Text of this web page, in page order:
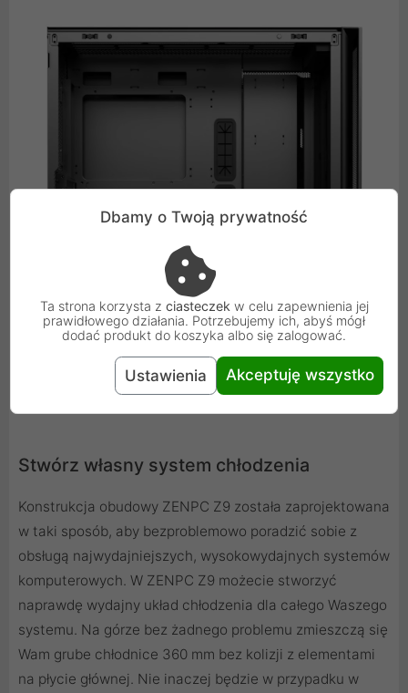
Stwórz własny system chłodzenia
Konstrukcja obudowy ZENPC Z9 została zaprojektowana
w taki sposób, aby bezproblemowo poradzić sobie z
obsługą najwydajniejszych, wysokowydajnych systemów
komputerowych. W ZENPC Z9 możecie stworzyć
naprawdę wydajny układ chłodzenia dla całego Waszego
systemu. Na górze bez żadnego problemu zmieszczą się
Wam grube chłodnice 360 mm bez kolizji z elementami
na płycie głównej. Nie inaczej będzie w przypadku w
Dbamy o Twoją prywatność
Ta strona korzysta z ciasteczek w celu zapewnienia jej
prawidłowego działania. Potrzebujemy ich, abyś mógł
dodać produkt do koszyka albo się zalogować.
Ustawienia Akceptuję wszystko